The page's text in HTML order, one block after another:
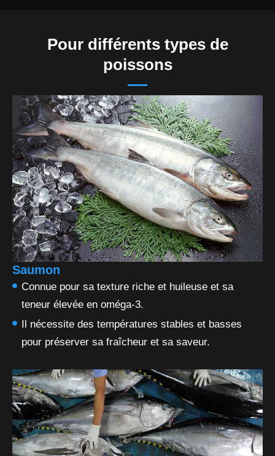
Pour différents types de
poissons
Saumon
Connue pour sa texture riche et huileuse et sa
teneur élevée en oméga-3.
Il nécessite des températures stables et basses
pour préserver sa fraîcheur et sa saveur.